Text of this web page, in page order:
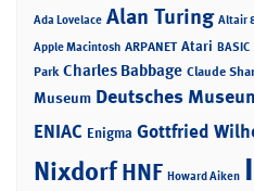
Ada Lovelace Alan Turing Altair
Apple Macintosh ARPANET Atari BASIC
Park Charles Babbage Claude
Museum Deutsches
ENIAC Enigma Gottfried
NixdorfHNF Howard Aiken